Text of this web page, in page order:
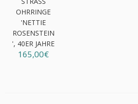
OHRRINGE
'NETTIE
ROSENSTEIN
', 40ER JAHRE
165,00€